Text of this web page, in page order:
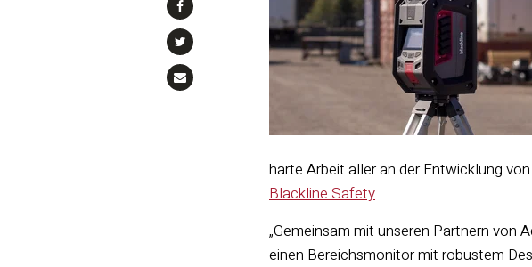
harte Arbeit aller an der Entwicklung
Blackline Safety.
„Gemeinsam mit unseren Partnern von
einen Bereichsmonitor mit robustem